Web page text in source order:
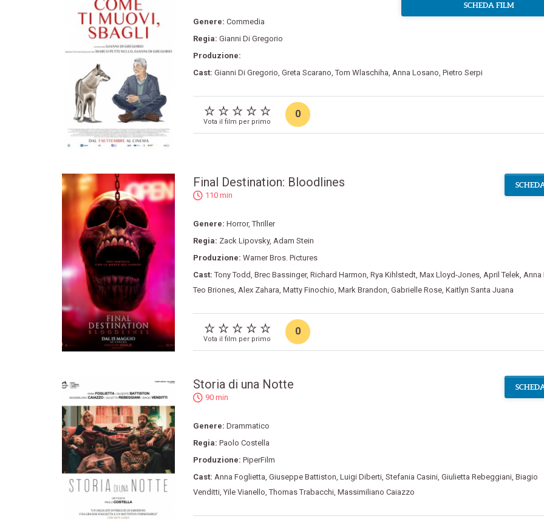
Genere: Commedia
Regia: Gianni Di Gregorio
Produzione:
Cast: Gianni Di Gregorio Greta Scarano ,Tom Wlaschiha Anna Losano Pietro Serpi
SCHEDA FILM
Vota il film per primo
0
Final Destination: Bloodlines
110 min
Genere: Horror,Thriller
Regia: Zack Lipovsky, Adam Stein
Produzione: Warner Bros. Pictures
Cast:Tony Todd Brec Bassinger, Richard Harmon Rya Kihlstedt, Max Lloyd-Jones, April Telek Anna
Teo Briones, Alex Zahara Matty Finochio Mark Brandon Gabrielle Rose, Kaitlyn Santa Juana
Vota il film per primo
0
Storia di una Notte
90 min
Genere: Drammatico
Regia: Paolo Costella
Produzione: PiperFilm
Cast: Anna Foglietta Giuseppe Battiston Luigi Diberti, Stefania Casini, Giulietta Rebeggiani, Biagio
Venditti, Yile Vianello ,Thomas Trabacchi, Massimiliano Caiazzo